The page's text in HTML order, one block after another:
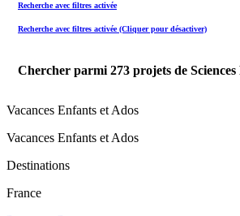
Recherche avec filtres activée
Recherche avec filtres activée (Cliquer pour désactiver)
Chercher parmi 273 projets de
Vacances Enfants et Ados
Vacances Enfants et Ados
Destinations
France